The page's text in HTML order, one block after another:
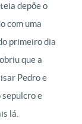
depõe o
com uma
primeiro dia
que a
Pedro e
sepulcro e
lá.